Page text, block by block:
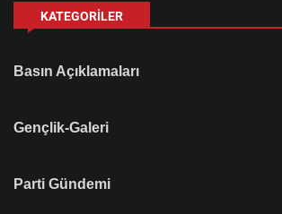
KATEGORILER
Basın Açıklamaları
Gençlik-Galeri
Parti Gündemi